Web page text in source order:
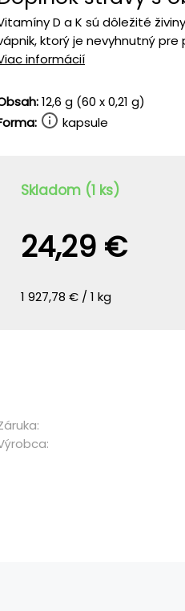
D a K sú dôležité
ktorý je nevyhnutný pre
informácií
12,6 g (60 x 0,21 g)
kapsule
Skladom (1 ks)
24,29 €
1 927,78 € / 1 kg